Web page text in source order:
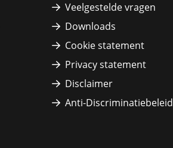
Veelgestelde vragen
Downloads
Cookie statement
Privacy statement
Disclaimer
Anti-Discriminatiebeleid